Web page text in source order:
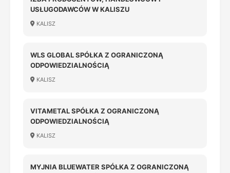
USŁUGODAWCÓW W KALISZU
KALISZ
WLS GLOBAL SPÓŁKA Z OGRANICZONĄ
ODPOWIEDZIALNOŚCIĄ
KALISZ
VITAMETAL SPÓŁKA Z OGRANICZONĄ
ODPOWIEDZIALNOŚCIĄ
KALISZ
MYJNIA BLUEWATER SPÓŁKA Z OGRANICZONĄ